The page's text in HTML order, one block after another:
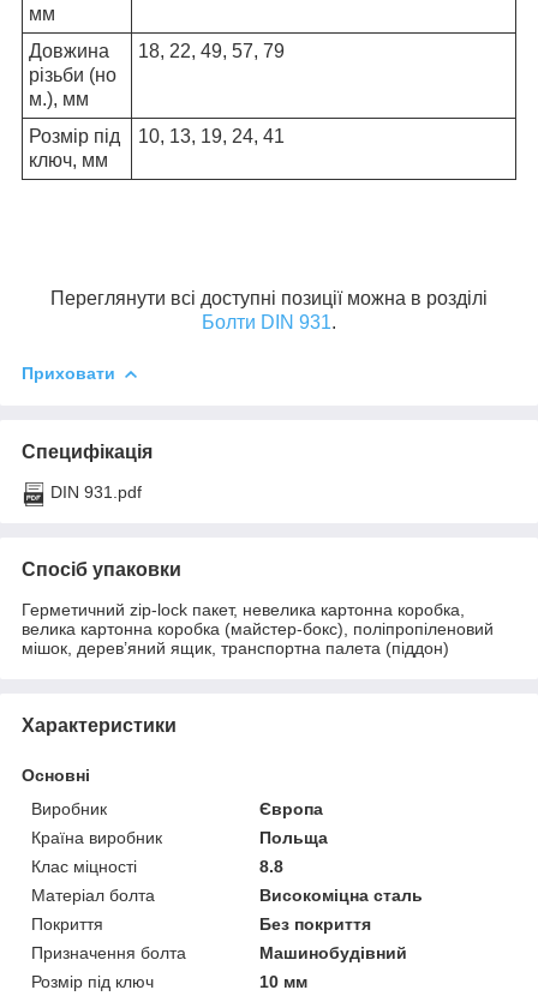
мм
Довжина
різьби (но
м.), мм
18, 22, 49, 57, 79
Розмір під
ключ, мм
10, 13, 19, 24, 41
Переглянути всі доступні позиції можна в розділі
Болти DIN 931.
Приховати
Специфікація
DIN 931.pdf
Спосіб упаковки
Герметичний zip-lock пакет, невелика картонна коробка,
велика картонна коробка (майстер-бокс), поліпропіленовий
мішок, дерев’яний ящик, транспортна палета (піддон)
Характеристики
Основні
Виробник
Європа
Країна виробник
Польща
Клас міцності
8.8
Матеріал болта
Високоміцна сталь
Покриття
Без покриття
Призначення болта
Машинобудівний
Розмір під ключ
10 мм